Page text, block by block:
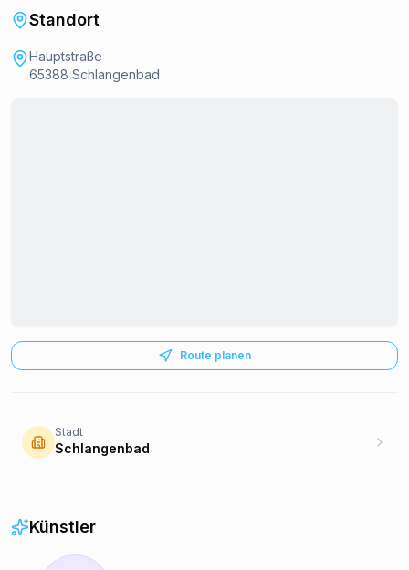
Standort
Hauptstraße
65388 Schlangenbad
Route planen
Stadt
Schlangenbad
Künstler